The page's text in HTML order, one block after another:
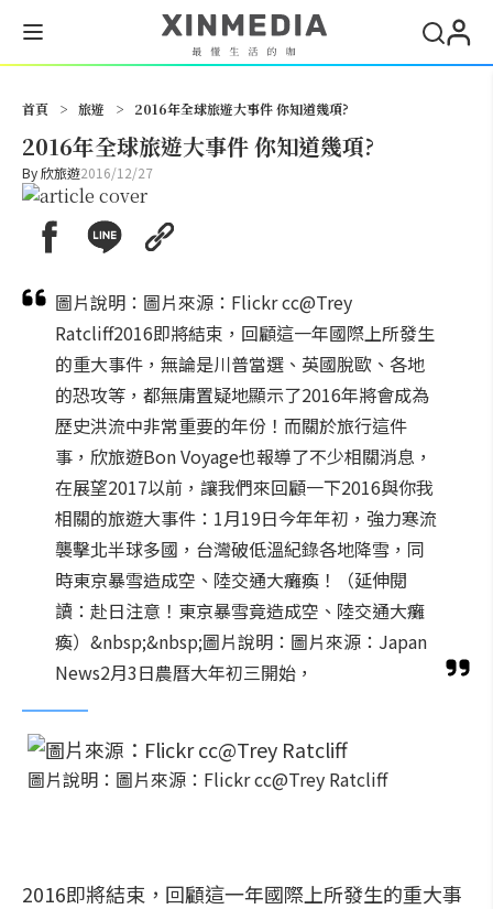
首頁 > 旅遊 > 2016年全球旅遊大事件 你知道幾項?
2016年全球旅遊大事件 你知道幾項?
By欣旅遊2016/12/27
圖片說明：圖片來源：Flickr cc@Trey
Ratcliff2016即將結束，回顧這一年國際上所發生
的重大事件，無論是川普當選、英國脫歐、各地
的恐攻等，都無庸置疑地顯示了2016年將會成為
歷史洪流中非常重要的年份！而關於旅行這件
事，欣旅遊Bon Voyage也報導了不少相關消息，
在展望2017以前，讓我們來回顧一下2016與你我
相關的旅遊大事件：1月19日今年年初，強力寒流
襲擊北半球多國，台灣破低溫紀錄各地降雪，同
時東京暴雪造成空、陸交通大癱瘓！（延伸閱
讀：赴日注意！東京暴雪竟造成空、陸交通大癱
瘓）&nbsp;&nbsp;圖片說明：圖片來源：Japan
News2月3日農曆大年初三開始，
圖片說明：圖片來源：Flickr cc@Trey Ratcliff
2016即將結束，回顧這一年國際上所發生的重大事